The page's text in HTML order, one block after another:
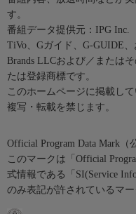
す。
番組データ提供元：IPG Inc.
TiVo、Gガイド、G-GUIDE
Brands LLCおよび／または
たは登録商標です。
このホームページに掲載し
複写・転載を禁じます。
Official Program Data Mark（
このマークは「Official
式情報である「SI(Service
のみ表記が許されているマー